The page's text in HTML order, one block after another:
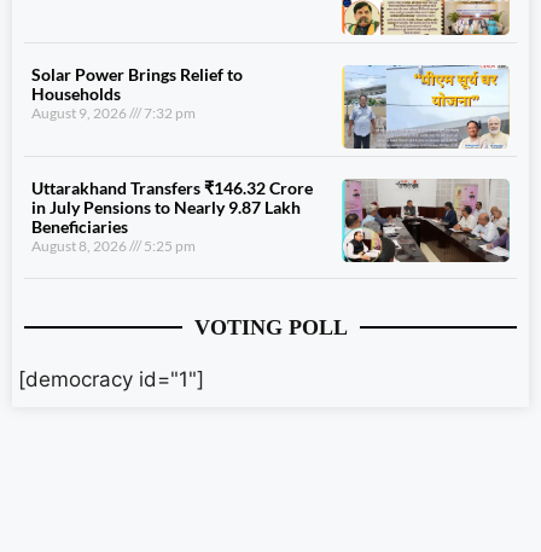
Solar Power Brings Relief to
Households
August 9, 2026 7:32 pm
Uttarakhand Transfers ₹146.32 Crore
in July Pensions to Nearly 9.87 Lakh
Beneficiaries
August 8, 2026 5:25 pm
VOTING POLL
[democracy id="1"]